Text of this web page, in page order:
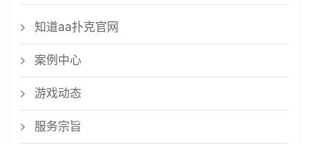
知道aa扑克官网
案例中心
游戏动态
服务宗旨